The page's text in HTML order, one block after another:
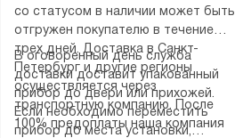
со статусом в наличии может быть
отгружен покупателю в течение
трех дней. Доставка в Санкт-
Петербург и другие регионы
осуществляется через
транспортную компанию. После
100% предоплаты наша компания
В оговоренный день служба
доставки доставит упакованный
прибор до двери или прихожей.
Если необходимо переместить
прибор до места установки,